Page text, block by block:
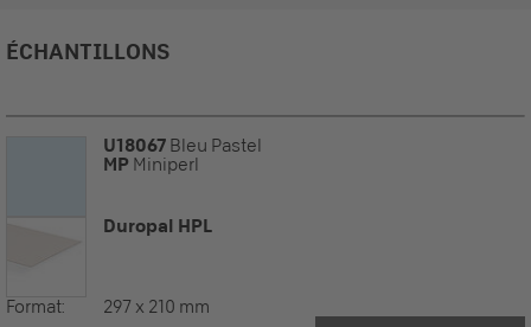
ÉCHANTILLONS
U18067 Bleu Pastel
MP Miniperl
Duropal HPL
Format: 297 x 210 mm